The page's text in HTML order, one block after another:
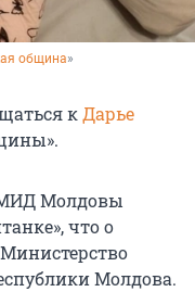
община»
кДарье
МИД Молдовы
что о
Молдова.